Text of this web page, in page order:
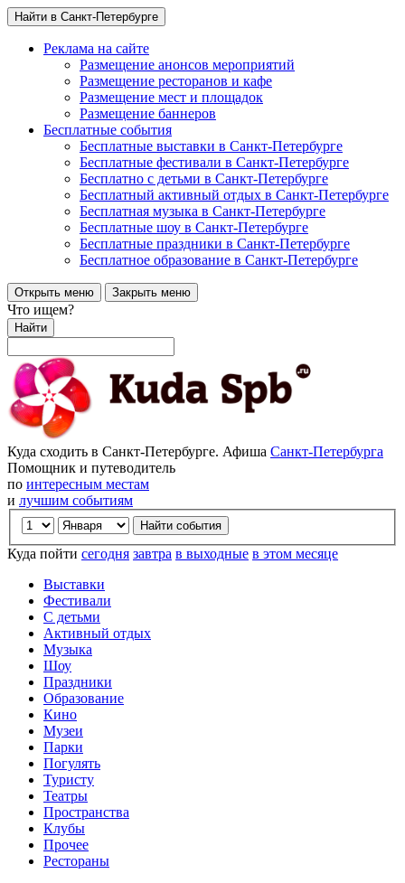
Найти в Санкт-Петербурге
Реклама на сайте
Размещение анонсов мероприятий
Размещение ресторанов и кафе
Размещение мест и площадок
Размещение баннеров
Бесплатные события
Бесплатные выставки в Санкт-Петербурге
Бесплатные фестивали в Санкт-Петербурге
Бесплатно с детьми в Санкт-Петербурге
Бесплатный активный отдых в Санкт-Петербурге
Бесплатная музыка в Санкт-Петербурге
Бесплатные шоу в Санкт-Петербурге
Бесплатные праздники в Санкт-Петербурге
Бесплатное образование в Санкт-Петербурге
Открыть меню Закрыть меню
Что ищем?
Найти
Куда сходить в Санкт-Петербурге. Афиша Санкт-Петербурга
Помощник и путеводитель
по интересным местам
и лучшим событиям
Куда пойти сегодня завтра в выходные в этом месяце
Выставки
Фестивали
С детьми
Активный отдых
Музыка
Шоу
Праздники
Образование
Кино
Музеи
Парки
Погулять
Туристу
Театры
Пространства
Клубы
Прочее
Рестораны